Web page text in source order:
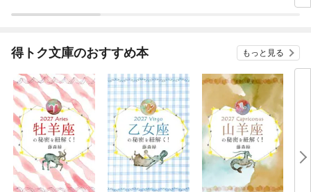
得トク文庫のおすすめ本 もっと見る